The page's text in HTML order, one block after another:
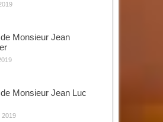
Monsieur Jean
Monsieur Jean Luc
2019